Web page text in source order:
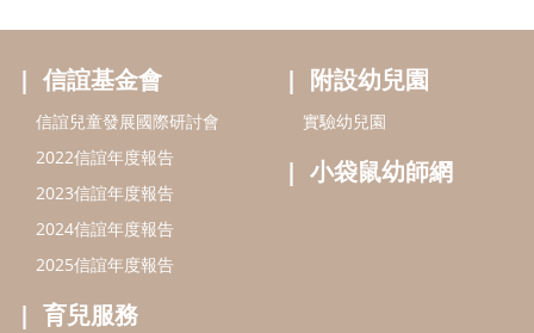
信誼基金會
信誼兒童發展國際研討會
2022信誼年度報告
2023信誼年度報告
2024信誼年度報告
2025信誼年度報告
育兒服務
附設幼兒園
實驗幼兒園
小袋鼠幼師網